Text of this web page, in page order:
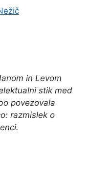
in Levom
stik med
povezovala
razmislek o